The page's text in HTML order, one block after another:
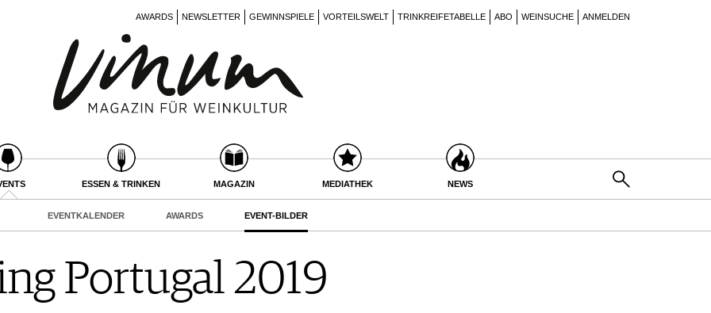
AWARDS NEWSLETTER GEWINNSPIELE VORTEILSWELT TRINKREIFETABELLE ABO WEINSUCHE ANMELDEN
ESSEN & TRINKEN MAGAZIN MEDIATHEK NEWS
EVENTKALENDER AWARDS EVENT-BILDER
Portugal 2019